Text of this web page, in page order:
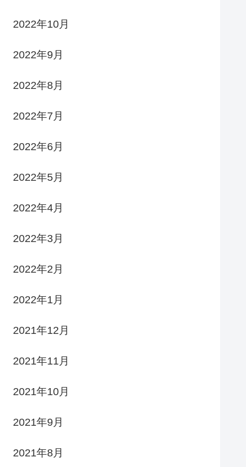
2022年10月
2022年9月
2022年8月
2022年7月
2022年6月
2022年5月
2022年4月
2022年3月
2022年2月
2022年1月
2021年12月
2021年11月
2021年10月
2021年9月
2021年8月